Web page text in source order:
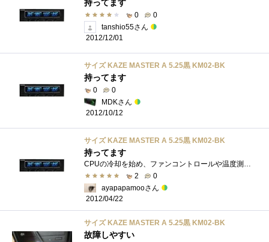
持ってます
0
0
tanshio55さん
2012/12/01
サイズ KAZE MASTER A 5.25黒 KM02-BK
持ってます
0
0
MDKさん
2012/10/12
サイズ KAZE MASTER A 5.25黒 KM02-BK
持ってます
CPUの冷却を始め、ファンコントロールや温度測定をしようと考え、購入いました。なかなか高級感があり、ZALMAN Z9PLUSのケースにとてもよくあっ�...
2
0
ayapapamooさん
2012/04/22
サイズ KAZE MASTER A 5.25黒 KM02-BK
故障しやすい